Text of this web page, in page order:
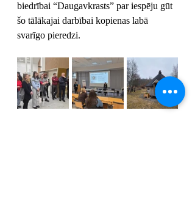
biedrībai “Daugavkrasts” par iespēju gūt
šo tālākajai darbībai kopienas labā
svarīgo pieredzi.